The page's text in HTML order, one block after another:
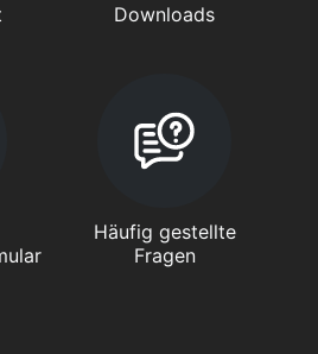
Downloads
Häufig gestellte
Fragen